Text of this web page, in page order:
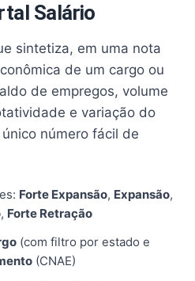
Salário
sintetiza, em uma nota
de um cargo ou
de empregos, volume
e variação do
número fácil de
Forte Expansão, Expansão,
, Forte Retração
(com filtro por estado e
(CNAE)